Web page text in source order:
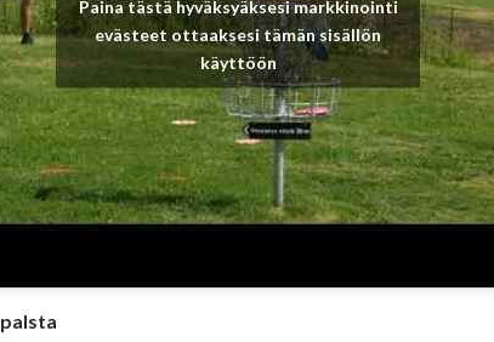
Paina tästä hyväksyäksesi markkinointi
evästeet ottaaksesi tämän sisällön
käyttöön